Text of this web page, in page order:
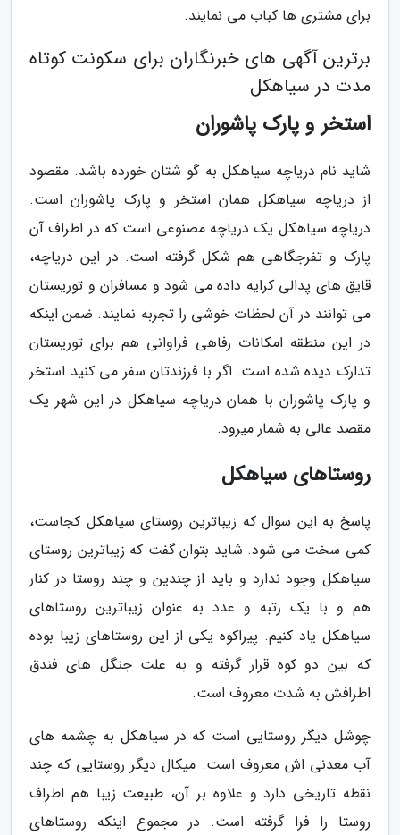
برای مشتری ها کباب می نمایند.
برترین آگهی های خبرنگاران برای سکونت کوتاه
مدت در سیاهکل
استخر و پارک پاشوران
شاید نام دریاچه سیاهکل به گو شتان خورده باشد. مقصود
از دریاچه سیاهکل همان استخر و پارک پاشوران است.
دریاچه سیاهکل یک دریاچه مصنوعی است که در اطراف آن
پارک و تفرجگاهی هم شکل گرفته است. در این دریاچه،
قایق های پدالی کرایه داده می شود و مسافران و توریستان
می توانند در آن لحظات خوشی را تجربه نمایند. ضمن اینکه
در این منطقه امکانات رفاهی فراوانی هم برای توریستان
تدارک دیده شده است. اگر با فرزندتان سفر می کنید استخر
و پارک پاشوران با همان دریاچه سیاهکل در این شهر یک
مقصد عالی به شمار میرود.
روستاهای سیاهکل
پاسخ به این سوال که زیباترین روستای سیاهکل کجاست،
کمی سخت می شود. شاید بتوان گفت که زیباترین روستای
سیاهکل وجود ندارد و باید از چندین و چند روستا در کنار
هم و با یک رتبه و عدد به عنوان زیباترین روستاهای
سیاهکل یاد کنیم. پیراکوه یکی از این روستاهای زیبا بوده
که بین دو کوه قرار گرفته و به علت جنگل های فندق
اطرافش به شدت معروف است.
چوشل دیگر روستایی است که در سیاهکل به چشمه های
آب معدنی اش معروف است. میکال دیگر روستایی که چند
نقطه تاریخی دارد و علاوه بر آن، طبیعت زیبا هم اطراف
روستا را فرا گرفته است. در مجموع اینکه روستاهای